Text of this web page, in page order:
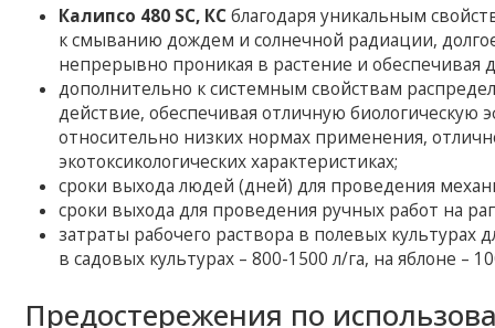
Калипсо 480 SC, КСблагодаря уникальным
к смыванию дождем и солнечной радиации,
непрерывно проникая в растение и обеспечивая
дополнительно к системным свойствам
действие, обеспечивая отличную
относительно низких нормах применения,
экотоксикологических характеристиках;
сроки выхода людей (дней) для проведения
сроки выхода для проведения ручных работ на
затраты рабочего раствора в полевых культурах
в садовых культурах – 800-1500 л/га, на яблоне –
Предостережения по